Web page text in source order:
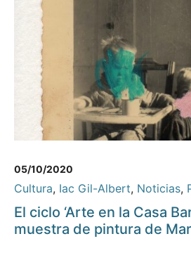
05/10/2020
Cultura, Iac Gil-Albert, Noticias,
El ciclo ‘Arte en la Casa
muestra de pintura de